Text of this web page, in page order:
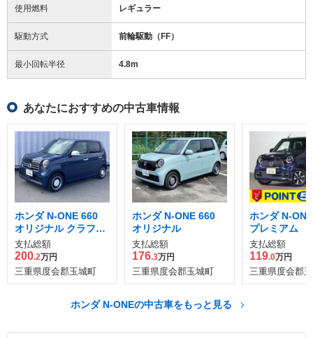
使用燃料 レギュラー
駆動方式 前輪駆動（FF）
最小回転半径 4.8m
あなたにおすすめの中古車情報
ホンダ N-ONE 660
オリジナル クラフト
スタイル
支払総額
200.2万円
三重県度会郡玉城町
ホンダ N-ONE 660
オリジナル
支払総額
176.3万円
三重県度会郡玉城町
ホンダ N-
プレミアム
支払総額
119.0万円
三重県度会郡
ホンダ N-ONEの中古車をもっと見る